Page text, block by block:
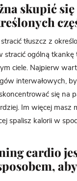
skupić
tłuszcz z
stracić ogólną tkankę
ciele. Najpierw
interwałowych,
się na
Im więcej masz
spalisz kalorii w
cardio